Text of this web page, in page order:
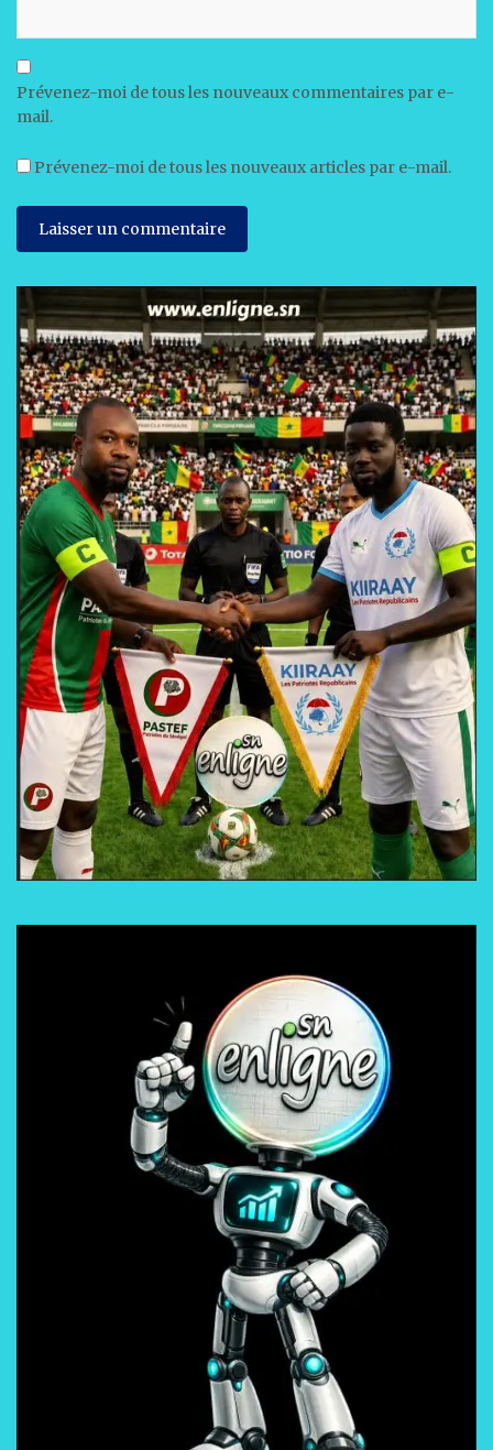
Prévenez-moi de tous les nouveaux commentaires par e-
mail.
Prévenez-moi de tous les nouveaux articles par e-mail.